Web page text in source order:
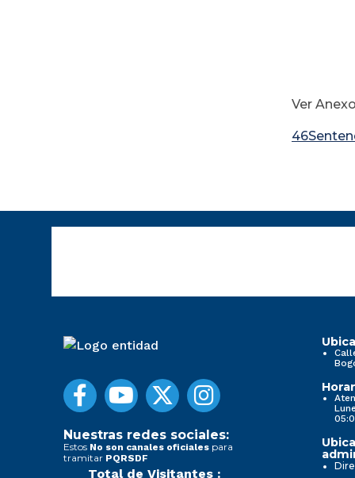
Ver Anexo
Nuestras redes sociales:
Estos No son canales oficiales para
tramitar PQRSDF
Total de Visitantes :